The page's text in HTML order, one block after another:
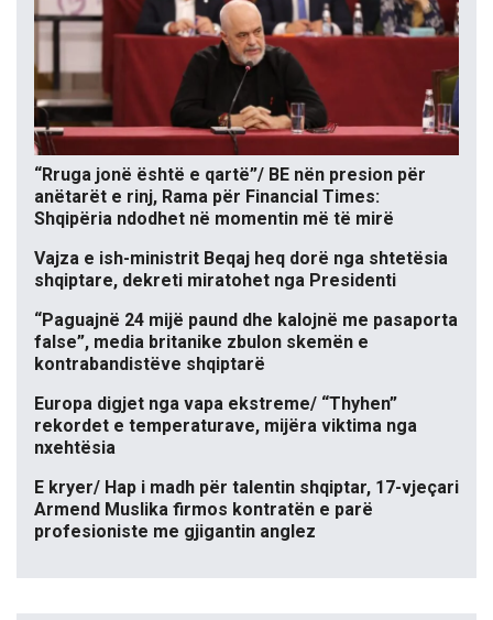
“Rruga jonë është e qartë”/ BE nën presion për
anëtarët e rinj, Rama për Financial Times:
Shqipëria ndodhet në momentin më të mirë
Vajza e ish-ministrit Beqaj heq dorë nga shtetësia
shqiptare, dekreti miratohet nga Presidenti
“Paguajnë 24 mijë paund dhe kalojnë me pasaporta
false”, media britanike zbulon skemën e
kontrabandistëve shqiptarë
Europa digjet nga vapa ekstreme/ “Thyhen”
rekordet e temperaturave, mijëra viktima nga
nxehtësia
E kryer/ Hap i madh për talentin shqiptar, 17-vjeçari
Armend Muslika firmos kontratën e parë
profesioniste me gjigantin anglez